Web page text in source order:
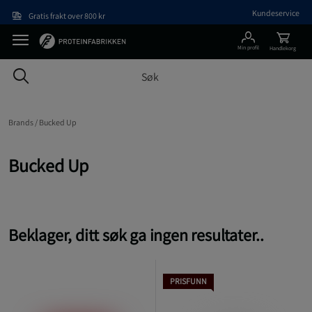
Gratis frakt over 800 kr Kundeservice
Min profil Handlekorg
Brands / Bucked Up
Bucked Up
Beklager, ditt søk ga ingen resultater..
PRISFUNN